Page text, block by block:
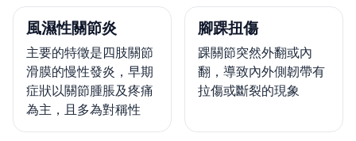
風濕性關節炎
主要的特徵是四肢關節
滑膜的慢性發炎，早期
症狀以關節腫脹及疼痛
為主，且多為對稱性
腳踝扭傷
踝關節突然外翻或內
翻，導致內外側韌帶有
拉傷或斷裂的現象